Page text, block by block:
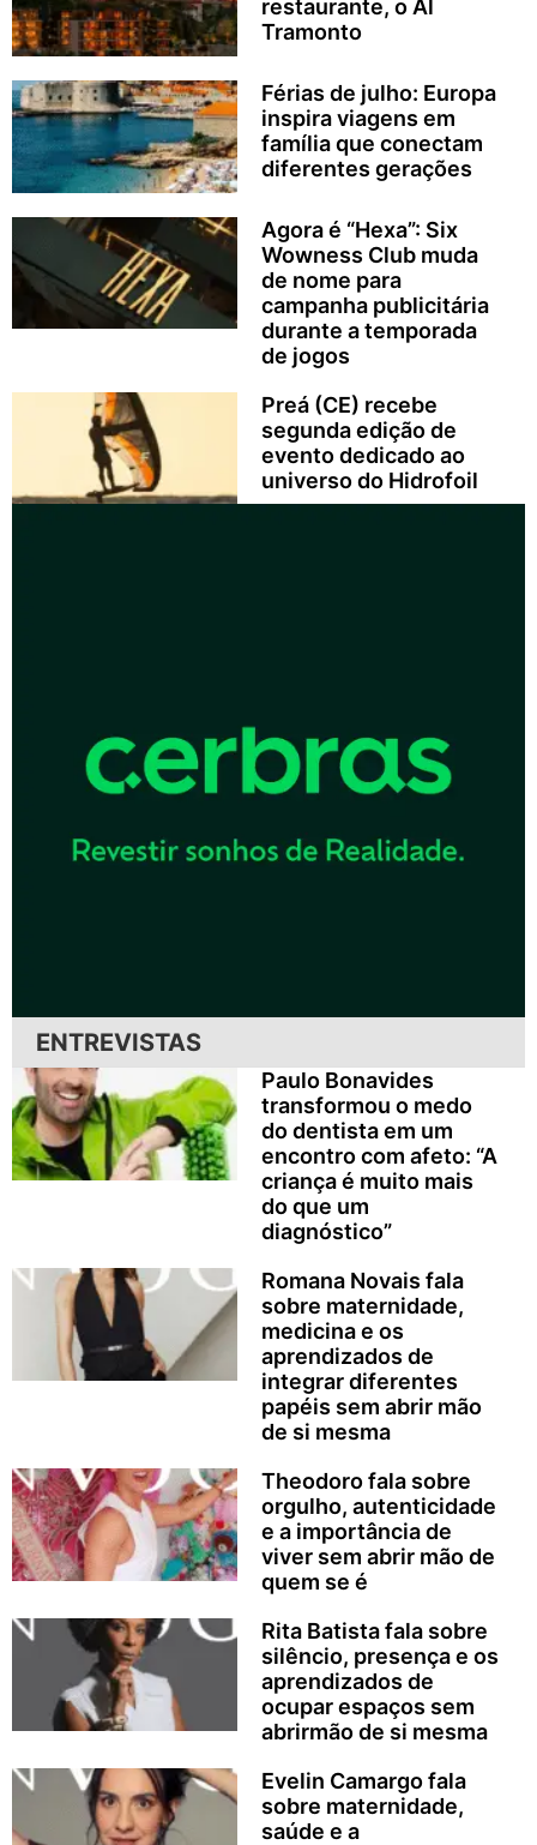
restaurante, o Al
Tramonto
Férias de julho: Europa
inspira viagens em
família que conectam
diferentes gerações
Agora é “Hexa”: Six
Wowness Club muda
de nome para
campanha publicitária
durante a temporada
de jogos
Preá (CE) recebe
segunda edição de
evento dedicado ao
universo do Hidrofoil
ENTREVISTAS
Paulo Bonavides
transformou o medo
do dentista em um
encontro com afeto: “A
criança é muito mais
do que um
diagnóstico”
Romana Novais fala
sobre maternidade,
medicina e os
aprendizados de
integrar diferentes
papéis sem abrir mão
de si mesma
Theodoro fala sobre
orgulho, autenticidade
e a importância de
viver sem abrir mão de
quem se é
Rita Batista fala sobre
silêncio, presença e os
aprendizados de
ocupar espaços sem
abrirmão de si mesma
Evelin Camargo fala
sobre maternidade,
saúde e a